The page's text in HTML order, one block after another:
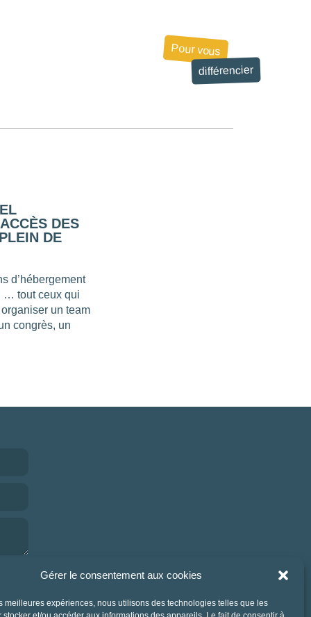
Gérer le consentement aux cookies
meilleures expériences, nous utilisons des technologies telles que les
Pour vous
différencier
DES
DE
d’hébergement
… tout ceux qui
un team
congrès, un